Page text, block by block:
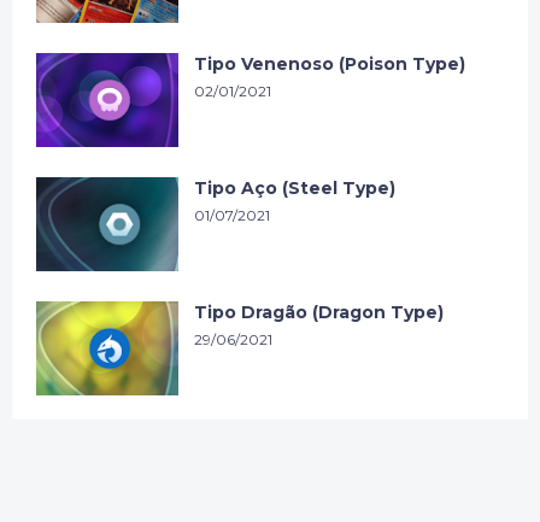
Tipo Venenoso (Poison Type)
02/01/2021
Tipo Aço (Steel Type)
01/07/2021
Tipo Dragão (Dragon Type)
29/06/2021